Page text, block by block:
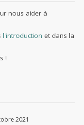
nous aider à
l'introduction et dans la
!
2021